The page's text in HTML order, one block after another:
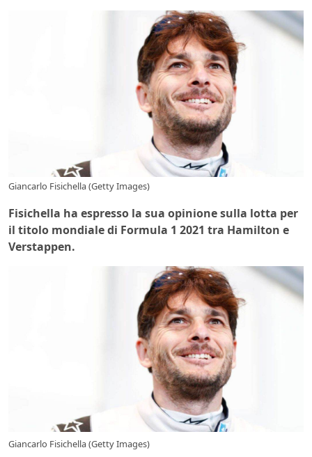
Giancarlo Fisichella (Getty Images)
Fisichella ha espresso la sua opinione sulla lotta per
il titolo mondiale di Formula 1 2021 tra Hamilton e
Verstappen.
Giancarlo Fisichella (Getty Images)